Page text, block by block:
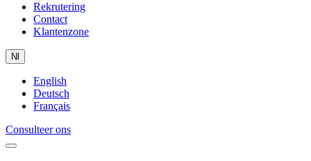
Rekrutering
Contact
Klantenzone
Nl
English
Deutsch
Français
Consulteer ons